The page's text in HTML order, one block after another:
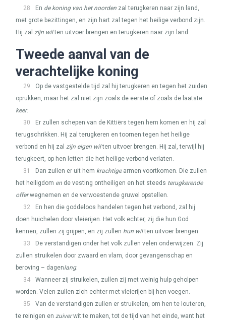
28
En de koning van het noorden zal terugkeren naar zijn land,
met grote bezittingen, en zijn hart zal tegen het heilige verbond zijn.
Hij zal zijn wilten uitvoer brengen en terugkeren naar zijn land.
Tweede aanval van de
verachtelijke koning
29
Op de vastgestelde tijd zal hij terugkeren en tegen het zuiden
oprukken, maar het zal niet zijn zoals de eerste of zoals de laatste
keer.
30
Er zullen schepen van de Kittiërs tegen hem komen en hij zal
terugschrikken. Hij zal terugkeren en toornen tegen het heilige
verbond en hij zal zijn eigen wilten uitvoer brengen. Hij zal, terwijl hij
terugkeert, op hen letten die het heilige verbond verlaten.
31
Dan zullen er uit hem krachtigearmen voortkomen. Die zullen
het heiligdom en de vesting ontheiligen en het steeds terugkerende
offerwegnemen en de verwoestende gruwel opstellen.
32
En hen die goddeloos handelen tegen het verbond, zal hij
doen huichelen door vleierijen. Het volk echter, zij die hun God
kennen, zullen zij grijpen, en zij zullen hun wilten uitvoer brengen.
33
De verstandigen onder het volk zullen velen onderwijzen. Zij
zullen struikelen door zwaard en vlam, door gevangenschap en
beroving – dagenlang.
34
Wanneer zij struikelen, zullen zij met weinig hulp geholpen
worden. Velen zullen zich echter met vleierijen bij hen voegen.
35
Van de verstandigen zullen er struikelen, om hen te louteren,
te reinigen en zuiverwit te maken, tot de tijd van het einde, want het